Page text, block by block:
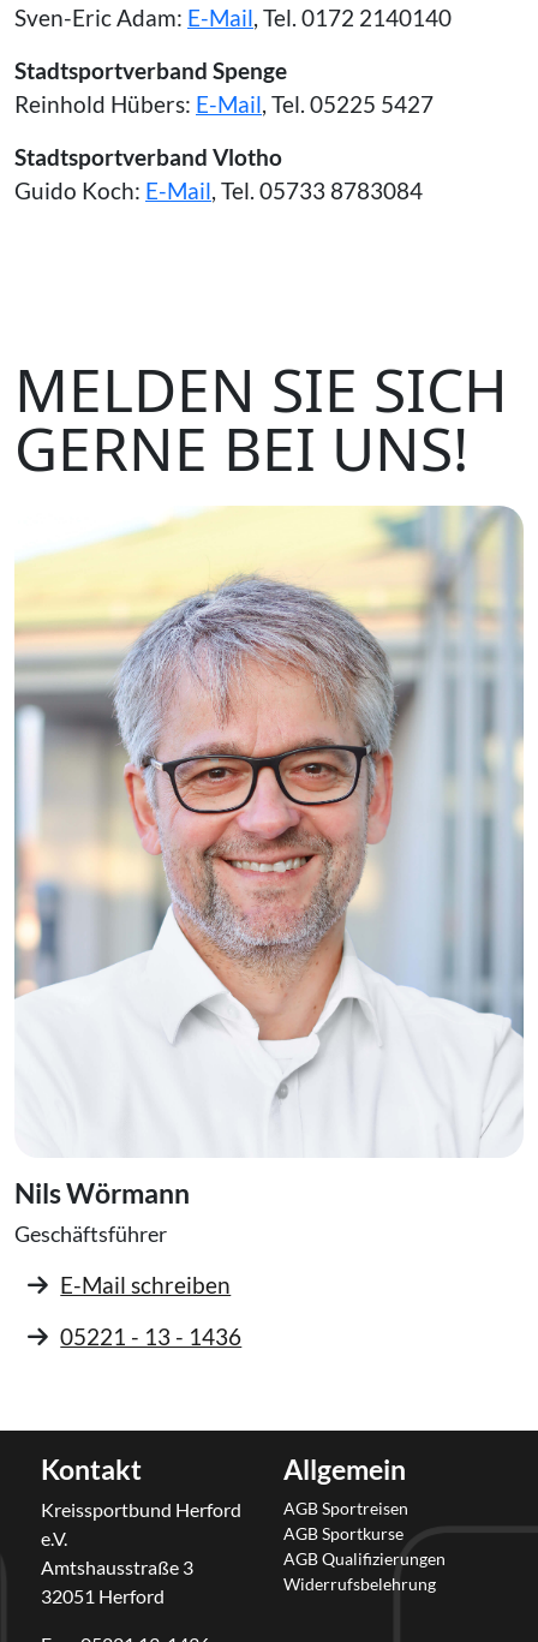
Sven-Eric Adam: E-Mail, Tel. 0172 2140140
Stadtsportverband Spenge
Reinhold Hübers: E-Mail, Tel. 05225 5427
Stadtsportverband Vlotho
Guido Koch: E-Mail, Tel. 05733 8783084
MELDEN SIE SICH
GERNE BEI UNS!
Nils Wörmann
Geschäftsführer
E-Mail schreiben
05221 - 13 - 1436
Kontakt
Kreissportbund Herford
e.V.
Amtshausstraße 3
32051 Herford
Allgemein
AGB Sportreisen
AGB Sportkurse
AGB Qualifizierungen
Widerrufsbelehrung